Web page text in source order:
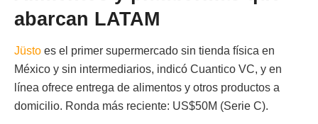
abarcan LATAM
Jüsto es el primer supermercado sin tienda física en
México y sin intermediarios, indicó Cuantico VC, y en
línea ofrece entrega de alimentos y otros productos a
domicilio. Ronda más reciente: US$50M (Serie C).